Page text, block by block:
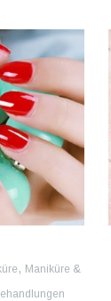
, Maniküre &